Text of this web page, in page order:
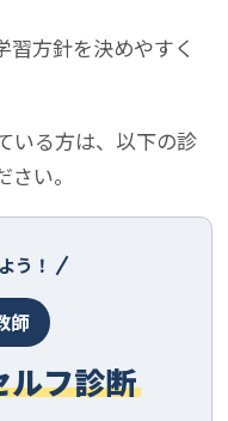
習方針を決めやすく
いる方は、以下の診
い。
う！
師
ルフ診断